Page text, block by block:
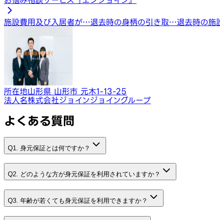
施設費用及び入居者が…退去時の身柄の引き取…退去時の
所在地山形県 山形市 元木1-13-25
法人名株式会社ジョインジョイングループ
よくある質問
Q1. 身元保証とは何ですか？
Q2. どのような方が身元保証を利用されていますか？
Q3. 年齢が若くても身元保証を利用できますか？